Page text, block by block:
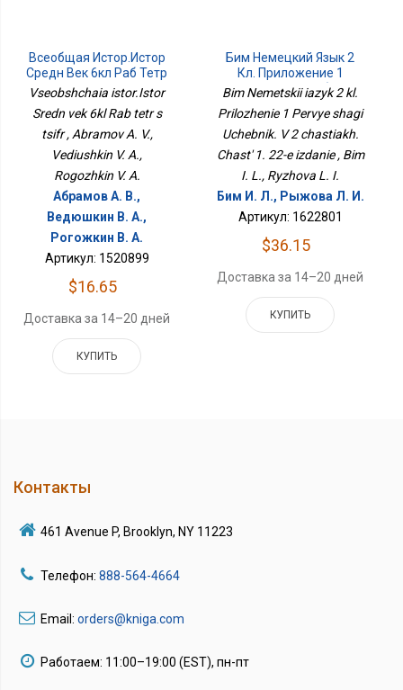
Всеобщая Истор.Истор
Средн Век 6кл Раб Тетр
С Цифр
Vseobshchaia istor.Istor
Sredn vek 6kl Rab tetr s
tsifr , Abramov A. V.,
Vediushkin V. A.,
Rogozhkin V. A.
Абрамов А. В.,
Ведюшкин В. А.,
Рогожкин В. А.
Артикул: 1520899
$16.65
Доставка за 14–20 дней
КУПИТЬ
Бим Немецкий Язык 2
Кл. Приложение 1
Первые Шаги Учебник. В
2 Частях. Часть 1. 22-Е
Издание
Bim Nemetskii iazyk 2 kl.
Prilozhenie 1 Pervye shagi
Uchebnik. V 2 chastiakh.
Chast' 1. 22-e izdanie , Bim
I. L., Ryzhova L. I.
Бим И. Л., Рыжова Л. И.
Артикул: 1622801
$36.15
Доставка за 14–20 дней
КУПИТЬ
Контакты
461 Avenue P, Brooklyn, NY 11223
Телефон: 888-564-4664
Email: orders@kniga.com
Работаем: 11:00–19:00 (EST), пн-пт